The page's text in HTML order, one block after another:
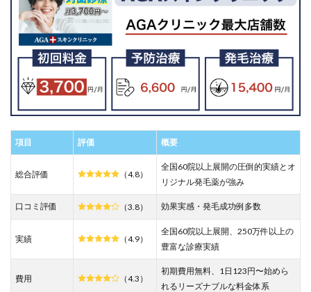
ら】
AGA
スキ
ンク
リニ
ック
福岡
院が
おす
す
め！
1.2
【オ
ンラ
イン
診療
な
項目 評価 概要
総合評価 （4.8）
全国60院以上展開の圧倒的実績とオ
リジナル発毛薬が強み
口コミ評価 （3.8） 効果実感・発毛成功例多数
実績 （4.9）
全国60院以上展開、250万件以上の
豊富な診療実績
費用 （4.3）
初期費用無料、1日123円〜始めら
れるリーズナブルな料金体系